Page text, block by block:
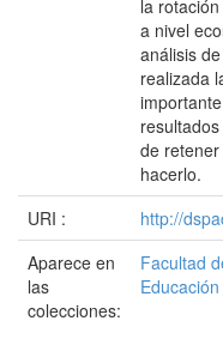
la
a nivel
análisis
realizada
de
hacerlo.
URI :
http://
Aparece en
las
colecciones:
Facultad
Educación